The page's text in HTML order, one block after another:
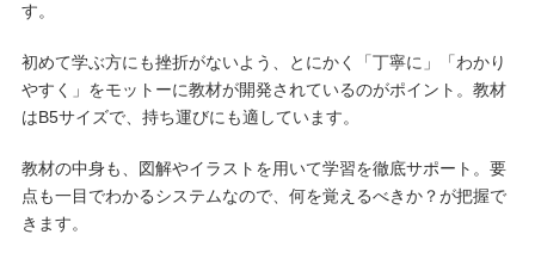
す。
初めて学ぶ方にも挫折がないよう、とにかく「丁寧に」「わかり
やすく」をモットーに教材が開発されているのがポイント。教材
はB5サイズで、持ち運びにも適しています。
教材の中身も、図解やイラストを用いて学習を徹底サポート。要
点も一目でわかるシステムなので、何を覚えるべきか？が把握で
きます。